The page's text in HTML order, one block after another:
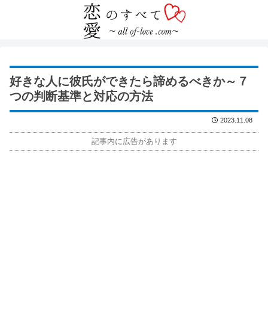
好きな人に彼氏ができたら諦めるべきか～７
つの判断基準と対応の方法
2023.11.08
記事内に広告があります